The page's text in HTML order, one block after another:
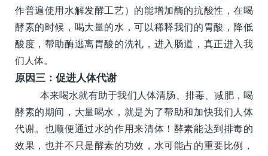
作普遍使用水解发酵工艺）的能增加酶的抗酸性，在喝
酵素的时候，喝大量的水，可以稀释我们的胃酸，降低
酸度，帮助酶逃离胃酸的洗礼，进入肠道，真正进入我
们人体。
原因三： 促进人体代谢
本来喝水就有助于我们人体清肠、排毒、减肥，喝
酵素的期间，大量喝水，就是为了帮助和加快我们人体
代谢。也顺便通过水的作用来清体！酵素能达到排毒的
效果，也并不只是酵素的功效，水可能占的重要比例，